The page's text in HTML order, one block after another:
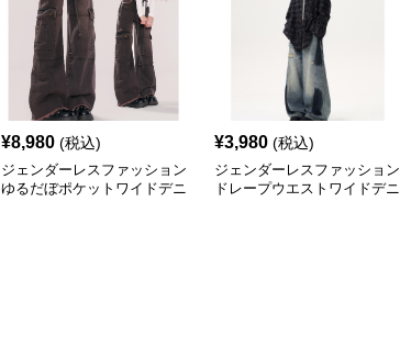
¥8,980 (税込)
ジェンダーレスファッション
ゆるだぼポケットワイドデニ
¥3,980 (税込)
ジェンダーレスファッション
ドレープウエストワイドデニ